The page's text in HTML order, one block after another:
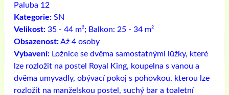
Paluba 12
Kategorie: SN
Velikost: 35 - 44 m²; Balkon: 25 - 34 m²
Obsazenost:Až 4 osoby
Vybavení: Ložnice se dvěma samostatnými lůžky, které
lze rozložit na postel Royal King, koupelna s vanou a
dvěma umyvadly, obývací pokoj s pohovkou, kterou lze
rozložit na manželskou postel, suchý bar a toaletní